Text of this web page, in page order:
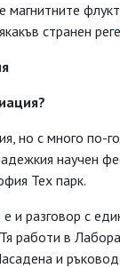
магнитните
странен
но с много
научен
Тех парк.
и разговор с
работи в
и